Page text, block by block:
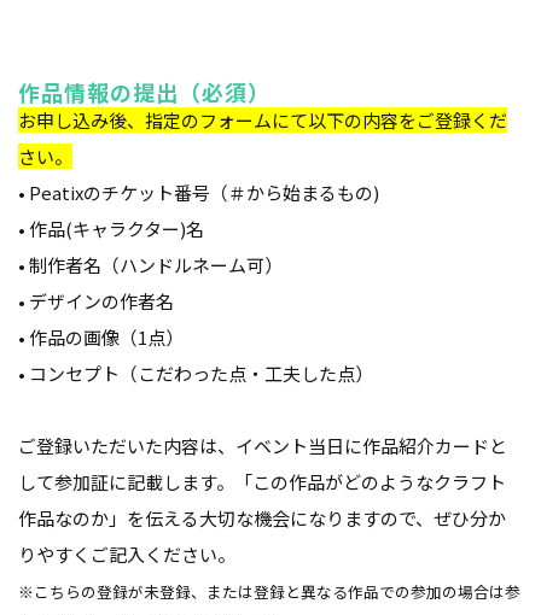
作品情報の提出（必須）
お申し込み後、指定のフォームにて以下の内容をご登録くだ
さい。
• Peatixのチケット番号（＃から始まるもの)
• 作品(キャラクター)名
•制作者名（ハンドルネーム可）
• デザインの作者名
• 作品の画像（1点）
• コンセプト（こだわった点・工夫した点）
ご登録いただいた内容は、イベント当日に作品紹介カードと
して参加証に記載します。「この作品がどのようなクラフト
作品なのか」を伝える大切な機会になりますので、ぜひ分か
りやすくご記入ください。
※こちらの登録が未登録、または登録と異なる作品での参加の場合は参